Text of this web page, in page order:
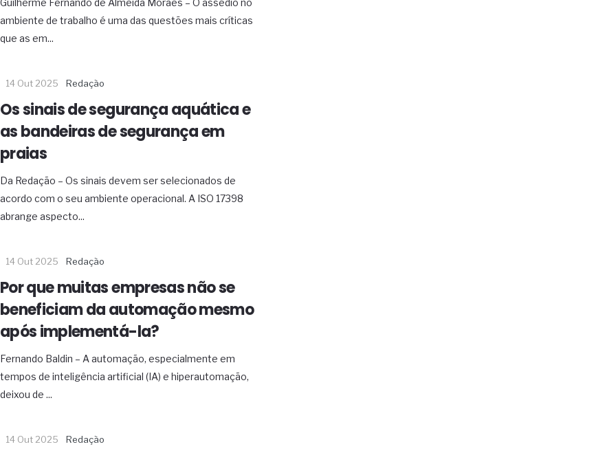
Guilherme Fernando de Almeida Moraes – O assédio no
ambiente de trabalho é uma das questões mais críticas
que as em...
14 Out 2025 Redação
Os sinais de segurança aquática e
as bandeiras de segurança em
praias
Da Redação – Os sinais devem ser selecionados de
acordo com o seu ambiente operacional. A ISO 17398
abrange aspecto...
14 Out 2025 Redação
Por que muitas empresas não se
beneficiam da automação mesmo
após implementá-la?
Fernando Baldin – A automação, especialmente em
tempos de inteligência artificial (IA) e hiperautomação,
deixou de ...
14 Out 2025 Redação